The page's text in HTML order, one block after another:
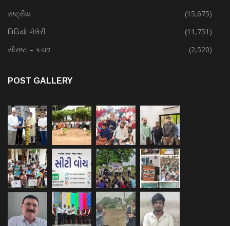
રાષ્ટ્રીય
(15,675)
વિડિયો ગેલેરી
(11,751)
સૌરાષ્ટ – કચ્છ
(2,520)
POST GALLERY